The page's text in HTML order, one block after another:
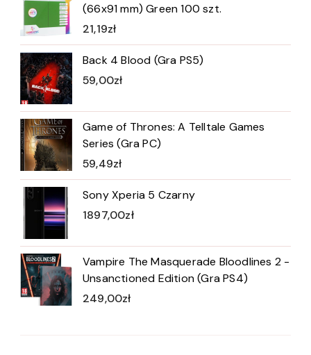
(66x91 mm) Green 100 szt.
21,19zł
Back 4 Blood (Gra PS5)
59,00zł
Game of Thrones: A Telltale Games
Series (Gra PC)
59,49zł
Sony Xperia 5 Czarny
1897,00zł
Vampire The Masquerade Bloodlines 2 -
Unsanctioned Edition (Gra PS4)
249,00zł